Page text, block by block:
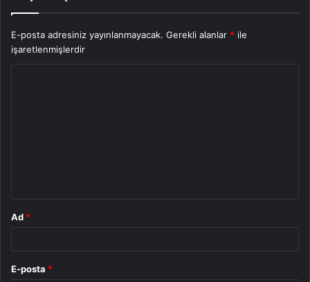
E-posta adresiniz yayınlanmayacak. Gerekli alanlar * ile
işaretlenmişlerdir
Ad *
E-posta *